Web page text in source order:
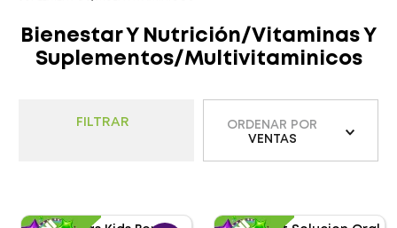
Bienestar Y Nutrición/Vitaminas Y
Suplementos/Multivitaminicos
FILTRAR
ORDENAR POR
VENTAS